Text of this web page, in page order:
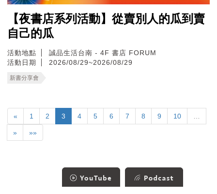
【夜書店系列活動】從賣別人的瓜到賣
自己的瓜
活動地點
誠品生活台南 - 4F 書店 FORUM
活動日期
2026/08/29~2026/08/29
新書分享會
« 1 2 3 4 5 6 7 8 9 10
» »»